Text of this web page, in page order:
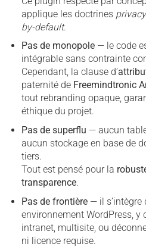
applique les doctrines
by-default.
Pas de monopole— le code
intégrable sans contrainte
Cependant, la clause d’
paternité de Freemindtronic
tout rebranding opaque,
éthique du projet.
Pas de superflu — aucun
aucun stockage en base de
tiers.
Tout est pensé pour la
transparence.
Pas de frontière— il s’intègre
environnement WordPress, y
intranet, multisite, ou
ni licence requise.